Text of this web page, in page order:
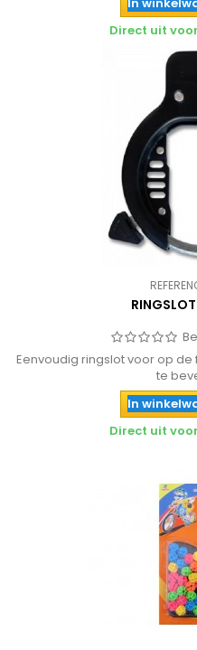
Direct uit
Eenvoudig ringslot voor op
te
In
Direct uit